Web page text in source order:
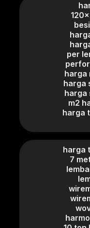
per
harga
harga
harga
m2
harga
harga
7